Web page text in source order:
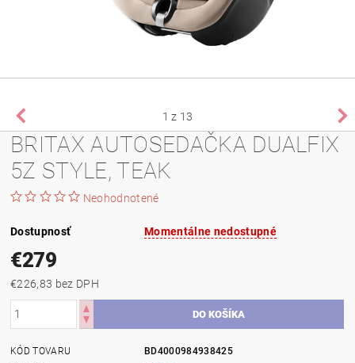
1 z 13
BRITAX AUTOSEDAČKA DUALFIX
5Z STYLE, TEAK
Neohodnotené
Dostupnosť Momentálne nedostupné
€279
€226,83 bez DPH
KÓD TOVARU
BD4000984938425